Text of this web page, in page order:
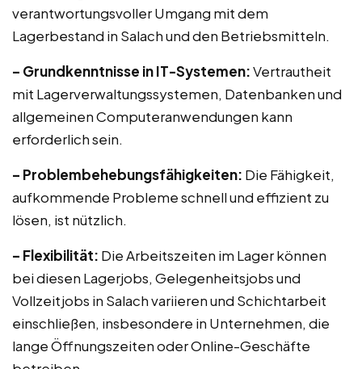
verantwortungsvoller Umgang mit dem
Lagerbestand in Salach und den Betriebsmitteln.
– Grundkenntnisse in IT-Systemen:Vertrautheit
mit Lagerverwaltungssystemen, Datenbanken und
allgemeinen Computeranwendungen kann
erforderlich sein.
– Problembehebungsfähigkeiten: Die Fähigkeit,
aufkommende Probleme schnell und effizient zu
lösen, ist nützlich.
– Flexibilität: Die Arbeitszeiten im Lager können
bei diesen Lagerjobs, Gelegenheitsjobs und
Vollzeitjobs in Salach variieren und Schichtarbeit
einschließen, insbesondere in Unternehmen, die
lange Öffnungszeiten oder Online-Geschäfte